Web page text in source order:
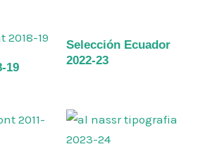
19
Selección Ecuador
2022-23